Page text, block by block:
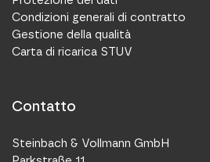
Condizioni generali di contratto
Gestione della qualità
Carta di ricarica STUV
Contatto
Steinbach & Vollmann GmbH